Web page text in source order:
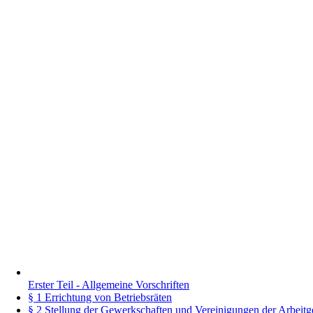
Erster Teil - Allgemeine Vorschriften
§ 1 Errichtung von Betriebsräten
§ 2 Stellung der Gewerkschaften und Vereinigungen der